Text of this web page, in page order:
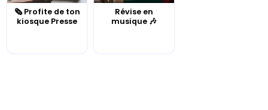
🗞️ Profite de ton
kiosque Presse
Révise en
musique 🎶